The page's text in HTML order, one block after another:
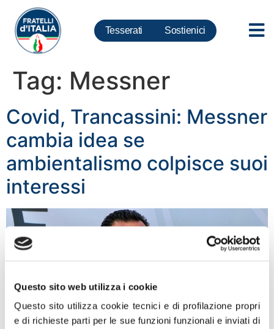
Questo sito web utilizza i cookie
Questo sito utilizza cookie tecnici e di profilazione propri
e di richieste parti per le sue funzioni funzionali e inviati di
Tesserati Sostienici
Tag: Messner
Covid, Trancassini: Messner
cambia idea se
ambientalismo colpisce suoi
interessi